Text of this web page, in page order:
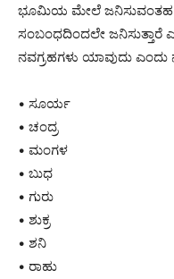
ಭೂಮಿಯ ಮೇಲೆ ಜನಿಸುವಂತಹ
ಸಂಬಂಧದಿಂದಲೇ ಜನಿಸುತ್ತಾರೆ
ನವಗ್ರಹಗಳು ಯಾವುದು
• ಸೂರ್ಯ
• ಚಂದ್ರ
• ಮಂಗಳ
• ಬುಧ
• ಗುರು
• ಶುಕ್ರ
• ಶನಿ
• ರಾಹು